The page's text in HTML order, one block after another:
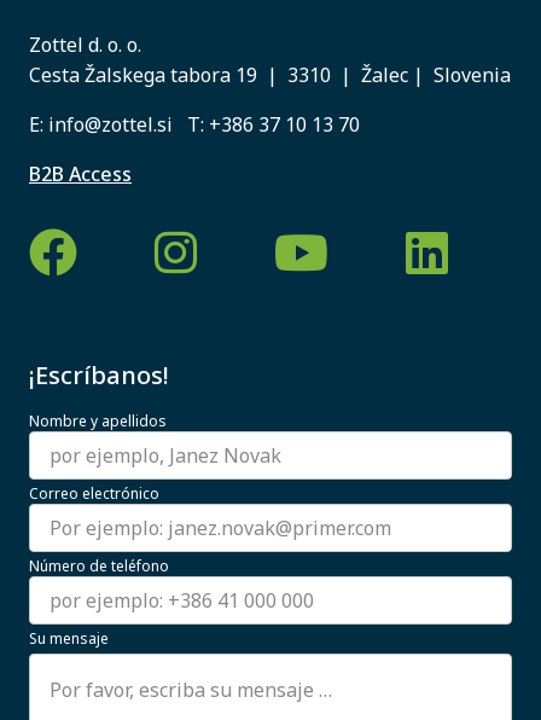
Zottel d. o. o.
Cesta Žalskega tabora 19 | 3310 | Žalec | Slovenia
E: info@zottel.si T: +386 37 10 13 70
B2B Access
¡Escríbanos!
Nombre y apellidos
Correo electrónico
Número de teléfono
Su mensaje